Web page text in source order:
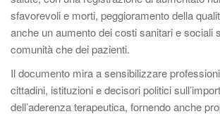
sfavorevoli e morti, peggioramento della
anche un aumento dei costi sanitari e sociali
comunità che dei pazienti.
Il documento mira a sensibilizzare
cittadini, istituzioni e decisori politici
dell’aderenza terapeutica, fornendo anche